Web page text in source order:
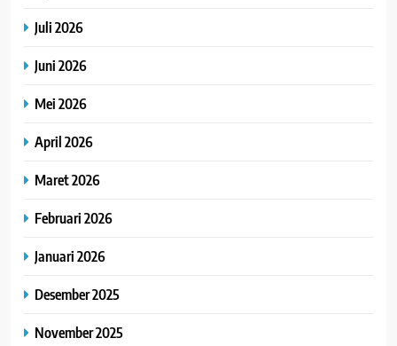
Juli 2026
Juni 2026
Mei 2026
April 2026
Maret 2026
Februari 2026
Januari 2026
Desember 2025
November 2025